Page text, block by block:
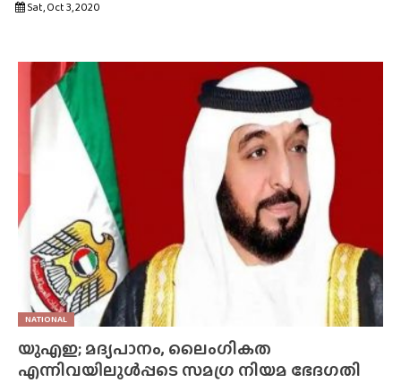
Sat, Oct 3, 2020
NATIONAL
യുഎഇ; മദ്യപാനം, ലൈംഗികത
എന്നിവയിലുൾപ്പടെ സമഗ്ര നിയമ ഭേദഗതി